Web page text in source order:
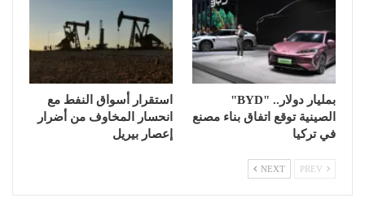
بمليار دولار.. "BYD"
الصينية توقع اتفاق بناء مصنع
في تركيا
استقرار أسواق النفط مع
انحسار المخاوف من أضرار
إعصار بيريل
NEXT